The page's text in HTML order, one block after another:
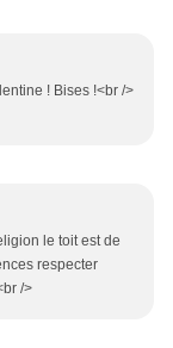
! Bises !<br />
le toit est de
respecter
/>